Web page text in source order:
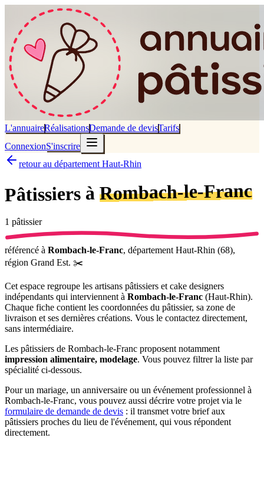
L'annuaireRéalisationsDemande de devisTarifs
ConnexionS'inscrire
retour au département Haut-Rhin
Pâtissiers àRombach-le-Franc
1 pâtissier
référencé à Rombach-le-Franc, département Haut-Rhin (68),
région Grand Est. ✂️
Cet espace regroupe les artisans pâtissiers et cake designers
indépendants qui interviennent à Rombach-le-Franc (Haut-Rhin).
Chaque fiche contient les coordonnées du pâtissier, sa zone de
livraison et ses dernières créations. Vous le contactez directement,
sans intermédiaire.
Les pâtissiers de Rombach-le-Franc proposent notamment
impression alimentaire, modelage. Vous pouvez filtrer la liste par
spécialité ci-dessous.
Pour un mariage, un anniversaire ou un événement professionnel à
Rombach-le-Franc, vous pouvez aussi décrire votre projet via le
formulaire de demande de devis : il transmet votre brief aux
pâtissiers proches du lieu de l'événement, qui vous répondent
directement.